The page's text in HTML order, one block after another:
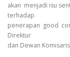
akan menjadi isu
terhadap
penerapan good
Direktur
dan Dewan